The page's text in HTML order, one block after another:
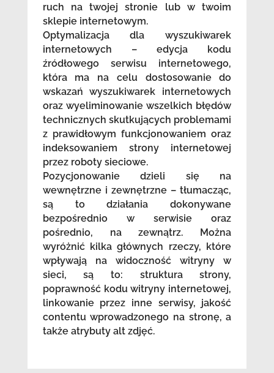
ruch na twojej stronie lub w twoim
sklepie internetowym.
Optymalizacja dla wyszukiwarek
internetowych – edycja kodu
źródłowego serwisu internetowego,
która ma na celu dostosowanie do
wskazań wyszukiwarek internetowych
oraz wyeliminowanie wszelkich błędów
technicznych skutkujących problemami
z prawidłowym funkcjonowaniem oraz
indeksowaniem strony internetowej
przez roboty sieciowe.
Pozycjonowanie dzieli się na
wewnętrzne i zewnętrzne – tłumacząc,
są to działania dokonywane
bezpośrednio w serwisie oraz
pośrednio, na zewnątrz. Można
wyróżnić kilka głównych rzeczy, które
wpływają na widoczność witryny w
sieci, są to: struktura strony,
poprawność kodu witryny internetowej,
linkowanie przez inne serwisy, jakość
contentu wprowadzonego na stronę, a
także atrybuty alt zdjęć.